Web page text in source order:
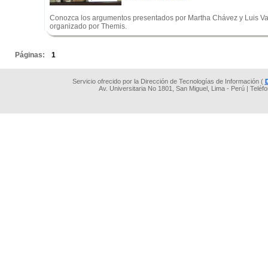
Conozca los argumentos presentados por Martha Chávez y Luis
organizado por Themis.
Páginas: 1
Servicio ofrecido por la Dirección de Tecnologías de Información (
Av. Universitaria No 1801, San Miguel, Lima - Perú |